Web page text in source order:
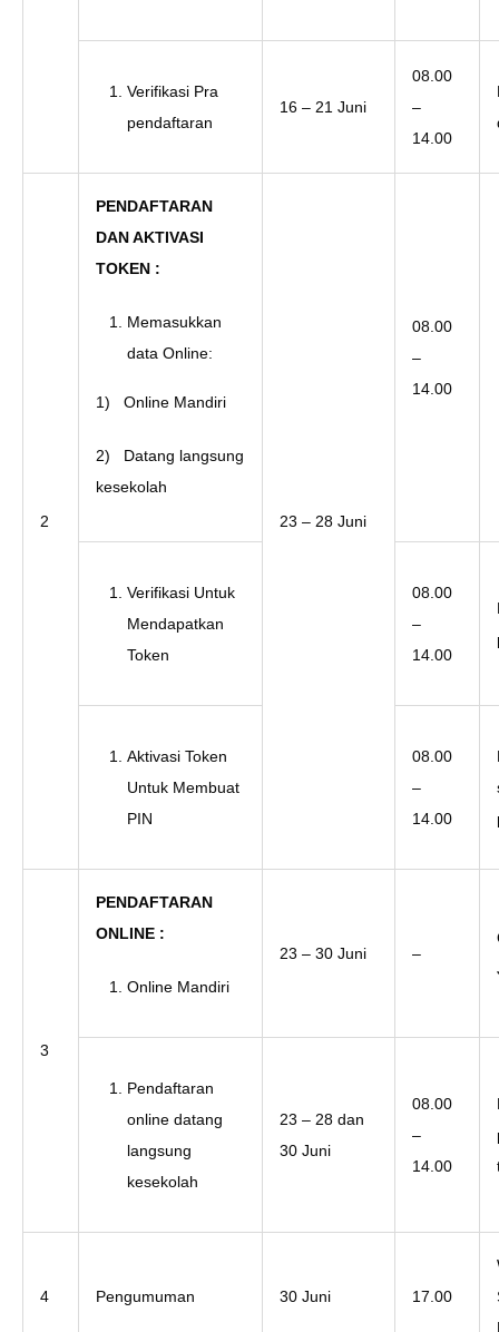
Verifikasi Pra
pendaftaran
16 – 21 Juni
08.00
–
14.00
2
PENDAFTARAN
DAN AKTIVASI
TOKEN :
Memasukkan
data Online:
1) Online Mandiri
2) Datang langsung
kesekolah
23 – 28 Juni
08.00
–
14.00
Verifikasi Untuk
Mendapatkan
Token
08.00
–
14.00
Aktivasi Token
Untuk Membuat
PIN
08.00
–
14.00
3
PENDAFTARAN
ONLINE :
Online Mandiri
23 – 30 Juni –
Pendaftaran
online datang
langsung
kesekolah
23 – 28 dan
30 Juni
08.00
–
14.00
4 Pengumuman 30 Juni 17.00